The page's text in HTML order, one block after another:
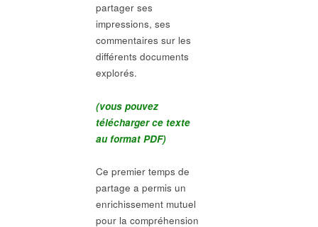
partager ses
impressions, ses
commentaires sur les
différents documents
explorés.
(vous pouvez
télécharger ce texte
au format PDF)
Ce premier temps de
partage a permis un
enrichissement mutuel
pour la compréhension